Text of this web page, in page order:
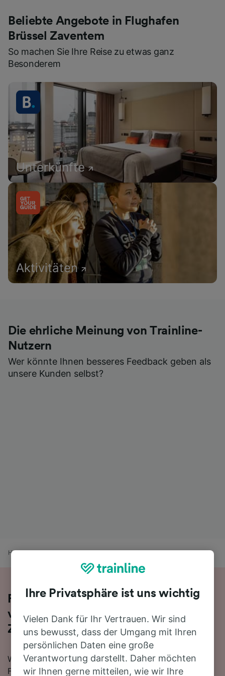
Beliebte Angebote in Flughafen
Brüssel Zaventem
So machen Sie Ihre Reise zu etwas ganz
Besonderem
Unterkünfte
Aktivitäten
Die ehrliche Meinung von Trainline-
Nutzern
Wer könnte Ihnen besseres Feedback geben als
unsere Kunden selbst?
Home Bahnfahrplan Halle nach Flughafen Brüssel Zaventem
Reisen Sie mit dem Zug in 39 Minuten
von Halle nach Flughafen Brüssel
Zaventem
Wenn Sie mehr über die Reise von Halle nach
Flughafen Brüssel Zaventem mit dem Zug erfahren
Ihre Privatsphäre ist uns wichtig
Vielen Dank für Ihr Vertrauen. Wir sind
uns bewusst, dass der Umgang mit Ihren
persönlichen Daten eine große
Verantwortung darstellt. Daher möchten
wir Ihnen gerne mitteilen, wie wir Ihre